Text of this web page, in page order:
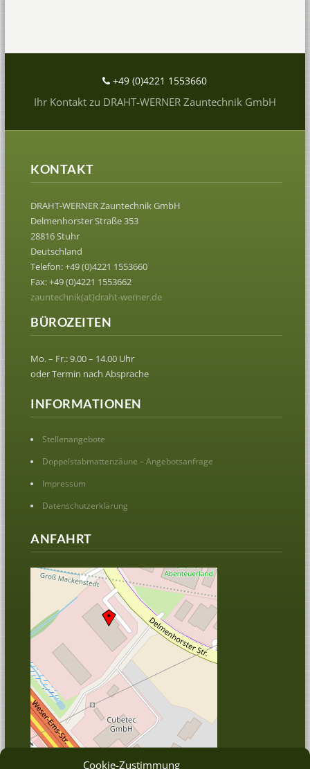
Cookie-Zustimmung
+49 (0)4221 1553660
Ihr Kontakt zu DRAHT-WERNER Zauntechnik GmbH
KONTAKT
DRAHT-WERNER Zauntechnik GmbH
Delmenhorster Straße 353
28816 Stuhr
Deutschland
Telefon: +49 (0)4221 1553660
Fax: +49 (0)4221 1553662
zauntechnik(at)draht-werner.de
BÜROZEITEN
Mo. – Fr.: 9.00 – 14.00 Uhr
oder Termin nach Absprache
INFORMATIONEN
Stellenangebote
Doppelstabmattenzäune – Angebotsanfrage
Impressum
Datenschutzerklärung
ANFAHRT